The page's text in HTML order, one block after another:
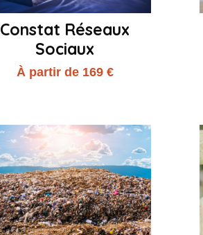
Constat Réseaux
Sociaux
À partir de 169 €